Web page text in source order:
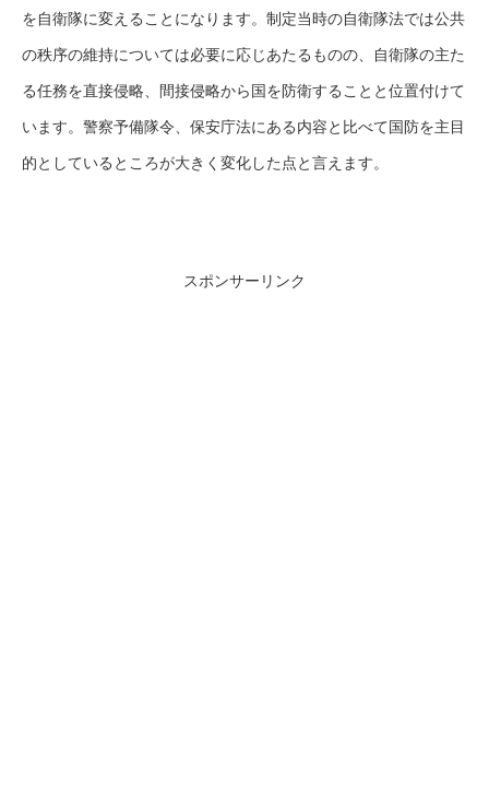
を自衛隊に変えることになります。制定当時の自衛隊法では公共
の秩序の維持については必要に応じあたるものの、自衛隊の主た
る任務を直接侵略、間接侵略から国を防衛することと位置付けて
います。警察予備隊令、保安庁法にある内容と比べて国防を主目
的としているところが大きく変化した点と言えます。
スポンサーリンク